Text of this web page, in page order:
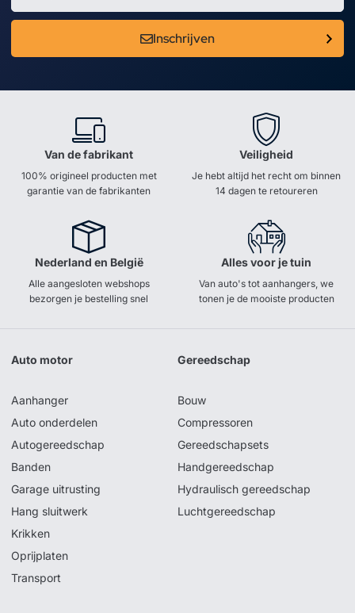
Inschrijven
Van de fabrikant
100% origineel producten met
garantie van de fabrikanten
Veiligheid
Je hebt altijd het recht om binnen
14 dagen te retoureren
Nederland en België
Alle aangesloten webshops
bezorgen je bestelling snel
Alles voor je tuin
Van auto's tot aanhangers, we
tonen je de mooiste producten
Auto motor
Aanhanger
Auto onderdelen
Autogereedschap
Banden
Garage uitrusting
Hang sluitwerk
Krikken
Oprijplaten
Transport
Gereedschap
Bouw
Compressoren
Gereedschapsets
Handgereedschap
Hydraulisch gereedschap
Luchtgereedschap